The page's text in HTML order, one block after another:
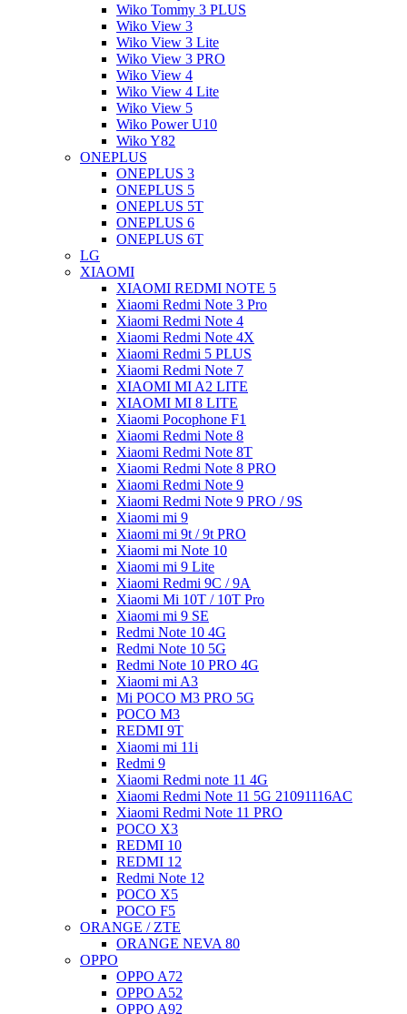
Wiko Tommy 3 PLUS
Wiko View 3
Wiko View 3 Lite
Wiko View 3 PRO
Wiko View 4
Wiko View 4 Lite
Wiko View 5
Wiko Power U10
Wiko Y82
ONEPLUS
ONEPLUS 3
ONEPLUS 5
ONEPLUS 5T
ONEPLUS 6
ONEPLUS 6T
LG
XIAOMI
XIAOMI REDMI NOTE 5
Xiaomi Redmi Note 3 Pro
Xiaomi Redmi Note 4
Xiaomi Redmi Note 4X
Xiaomi Redmi 5 PLUS
Xiaomi Redmi Note 7
XIAOMI MI A2 LITE
XIAOMI MI 8 LITE
Xiaomi Pocophone F1
Xiaomi Redmi Note 8
Xiaomi Redmi Note 8T
Xiaomi Redmi Note 8 PRO
Xiaomi Redmi Note 9
Xiaomi Redmi Note 9 PRO / 9S
Xiaomi mi 9
Xiaomi mi 9t / 9t PRO
Xiaomi mi Note 10
Xiaomi mi 9 Lite
Xiaomi Redmi 9C / 9A
Xiaomi Mi 10T / 10T Pro
Xiaomi mi 9 SE
Redmi Note 10 4G
Redmi Note 10 5G
Redmi Note 10 PRO 4G
Xiaomi mi A3
Mi POCO M3 PRO 5G
POCO M3
REDMI 9T
Xiaomi mi 11i
Redmi 9
Xiaomi Redmi note 11 4G
Xiaomi Redmi Note 11 5G 21091116AC
Xiaomi Redmi Note 11 PRO
POCO X3
REDMI 10
REDMI 12
Redmi Note 12
POCO X5
POCO F5
ORANGE / ZTE
ORANGE NEVA 80
OPPO
OPPO A72
OPPO A52
OPPO A92